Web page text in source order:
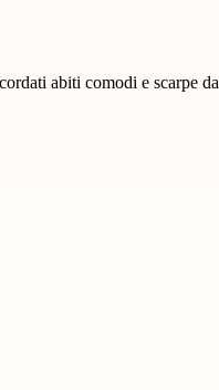
abiti comodi e scarpe da